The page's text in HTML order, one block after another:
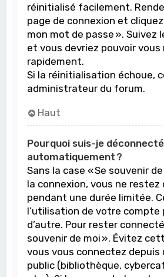
réinitialisé facilement.
page de connexion et cliquez
mon mot de passe ». Suivez
et vous devriez pouvoir
rapidement.
Si la réinitialisation échoue,
administrateur du forum.
Haut
Pourquoi suis-je déconnecté
automatiquement ?
Sans la case « Se souvenir
la connexion, vous ne restez
pendant une durée limitée.
l’utilisation de votre compte
d’autre. Pour rester
souvenir de moi ». Évitez
vous vous connectez depuis
public (bibliothèque,